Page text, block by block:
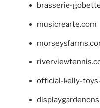
brasserie-
musicrearte.com
official-kelly-